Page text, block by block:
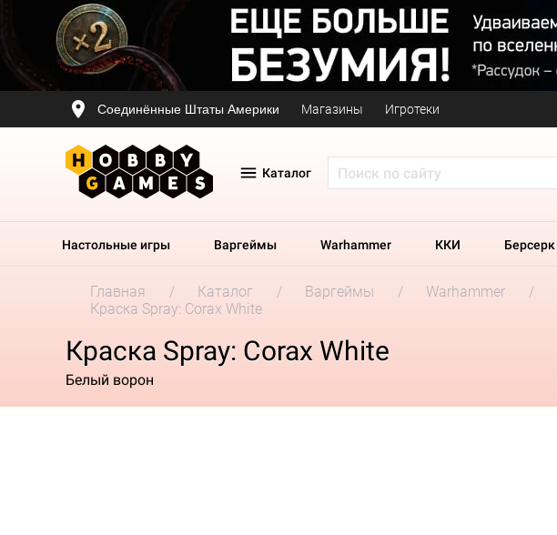
Соединённые Штаты Америки Магазины Игротеки
Каталог
Настольные игры Варгеймы Warhammer ККИ Берсерк
Главная Каталог Варгеймы Warhammer
Краска Spray: Corax White
Краска Spray: Corax White
Белый ворон